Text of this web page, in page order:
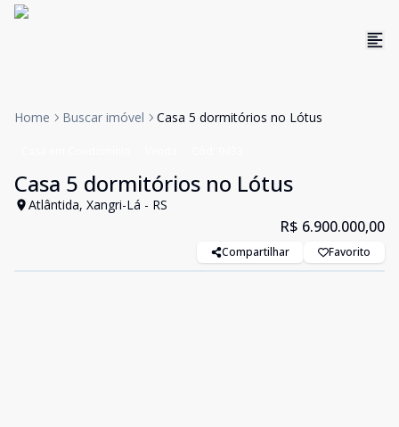
Home Buscar imóvel Casa 5 dormitórios no Lótus
Casa 5 dormitórios no Lótus
Atlântida, Xangri-Lá - RS
R$ 6.900.000,00
Compartilhar Favorito